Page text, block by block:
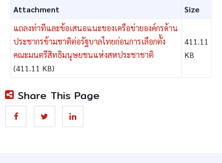
Attachment
Size
แถลงท่าทีและข้อเสนอแนะของเครือข่ายองค์กรด้าน
ประชากรข้ามชาติต่อรัฐบาลไทยก่อนการเลือกตั้ง
คณะมนตรีสิทธิมนุษยชนแห่งสหประชาชาติ
(411.11 KB)
411.11
KB
Share This Page